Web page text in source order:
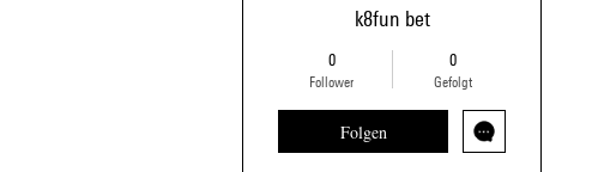
k8fun bet
0
Follower
0
Gefolgt
Folgen